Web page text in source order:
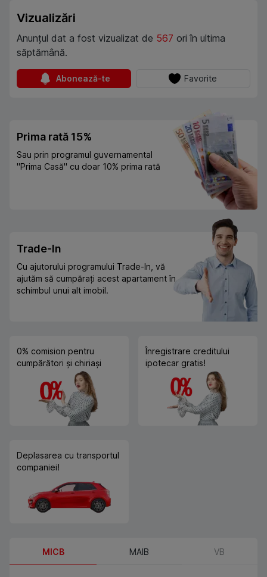
Vizualizări
Anunțul dat a fost vizualizat de 567 ori în ultima
săptămână.
Abonează-te Favorite
Prima rată 15%
Sau prin programul guvernamental
"Prima Casă" cu doar 10% prima rată
Trade-In
Cu ajutorului programului Trade-In, vă
ajutăm să cumpărați acest apartament în
schimbul unui alt imobil.
0% comision pentru
cumpărători și chiriași
Înregistrare creditului
ipotecar gratis!
Deplasarea cu transportul
companiei!
MICB MAIB VB